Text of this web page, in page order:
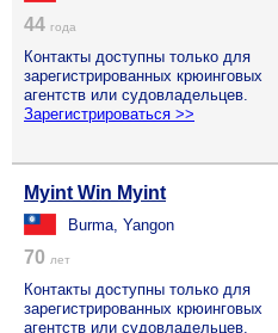
44 года
Контакты доступны только для
зарегистрированных крюинговых
агентств или судовладельцев.
Зарегистрироваться >>
Myint Win Myint
Burma, Yangon
70 лет
Контакты доступны только для
зарегистрированных крюинговых
агентств или судовладельцев.